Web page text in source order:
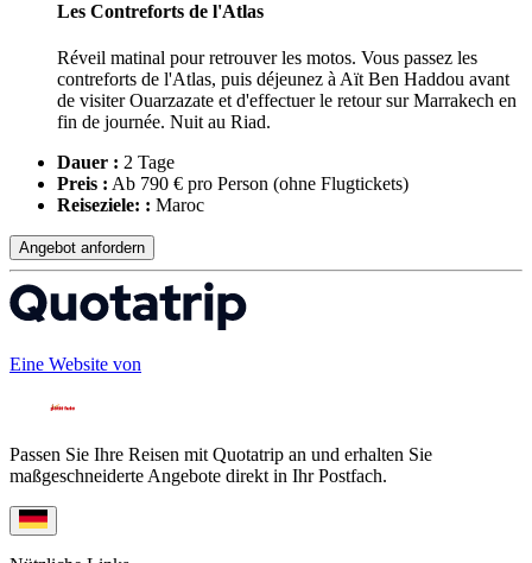
Les Contreforts de l'Atlas
Réveil matinal pour retrouver les motos. Vous passez les
contreforts de l'Atlas, puis déjeunez à Aït Ben Haddou avant
de visiter Ouarzazate et d'effectuer le retour sur Marrakech en
fin de journée. Nuit au Riad.
Dauer : 2 Tage
Preis : Ab 790 € pro Person (ohne Flugtickets)
Reiseziele: : Maroc
Angebot anfordern
Eine Website von
Passen Sie Ihre Reisen mit Quotatrip an und erhalten Sie
maßgeschneiderte Angebote direkt in Ihr Postfach.